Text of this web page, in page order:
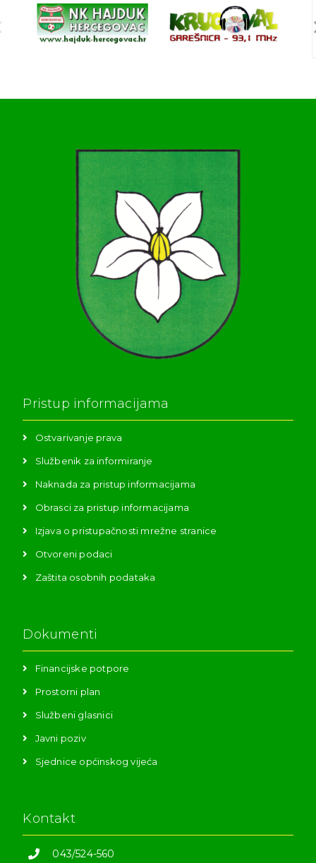
Pristup informacijama
Ostvarivanje prava
Službenik za informiranje
Naknada za pristup informacijama
Obrasci za pristup informacijama
Izjava o pristupačnosti mrežne stranice
Otvoreni podaci
Zaštita osobnih podataka
Dokumenti
Financijske potpore
Prostorni plan
Službeni glasnici
Javni poziv
Sjednice općinskog vijeća
Kontakt
043/524-560